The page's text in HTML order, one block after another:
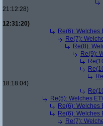
21:12:28)
12:31:20)
Re(6): Welches
Re(7):
Re(8):
Re(9):
18:18:04)
Re(5): Welches
Re(6): Welches
Re(6): Welches
Re(7):